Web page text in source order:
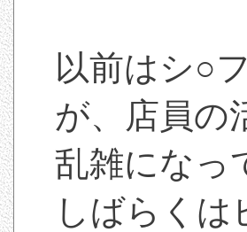
以前はシ○
が、店員の
乱雑になっ
しばらく